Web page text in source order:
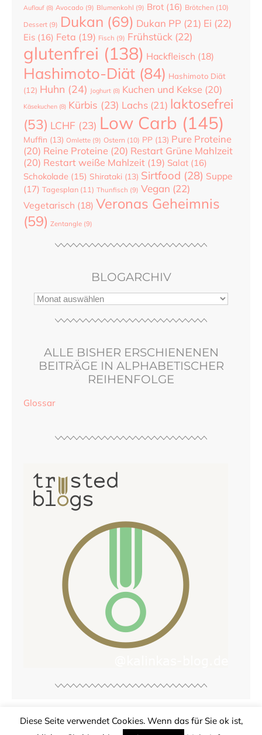
Auflauf (8) Avocado (9) Blumenkohl (9) Brot (16) Brötchen (10)
Dessert (9) Dukan (69) Dukan PP (21) Ei (22)
Eis (16) Feta (19) Fisch (9) Frühstück (22)
glutenfrei (138) Hackfleisch (18)
Hashimoto-Diät (84) Hashimoto Diät
(12) Huhn (24) Joghurt (8) Kuchen und Kekse (20)
Käsekuchen (8) Kürbis (23) Lachs (21) laktosefrei
(53) LCHF (23) Low Carb (145)
Muffin (13) Omlette (9) Ostern (10) PP (13) Pure Proteine
(20) Reine Proteine (20) Restart Grüne Mahlzeit
(20) Restart weiße Mahlzeit (19) Salat (16)
Schokolade (15) Shirataki (13) Sirtfood (28) Suppe
(17) Tagesplan (11) Thunfisch (9) Vegan (22)
Vegetarisch (18) Veronas Geheimnis
(59) Zentangle (9)
BLOGARCHIV
ALLE BISHER ERSCHIENENEN
BEITRÄGE IN ALPHABETISCHER
REIHENFOLGE
Glossar
© Copyright Kalinkas Blog 2026. Powered byWordPress
.
Diese Seite verwendet Cookies. Wenn das für Sie ok ist,